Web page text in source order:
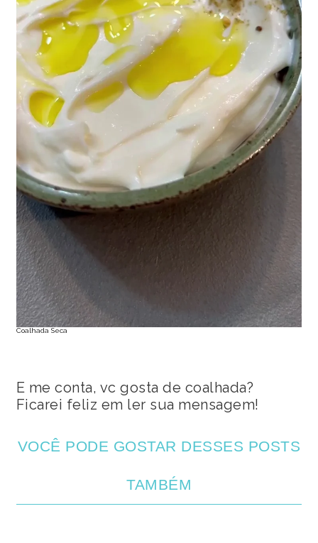
Coalhada Seca
E me conta, vc gosta de coalhada?
Ficarei feliz em ler sua mensagem!
VOCÊ PODE GOSTAR DESSES POSTS
TAMBÉM